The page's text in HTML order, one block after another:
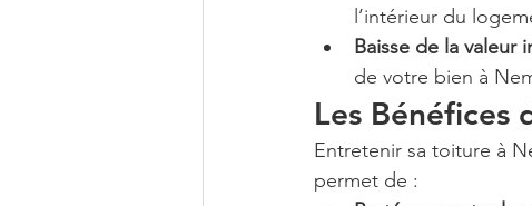
l’intérieur du
Baisse de la valeur
de votre bien à
Les Bénéfices
Entretenir sa toiture à
permet de :